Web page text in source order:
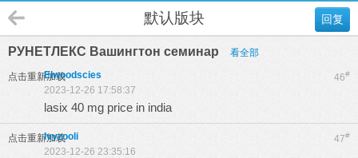
回复
默认版块
РУНЕТЛЕКС Вашингтон семинар 看全部
点击重新加载 46#
Elwoodscies
2023-12-26 17:58:37
lasix 40 mg price in india
点击重新加载 47#
Ivyzooli
2023-12-26 23:35:16